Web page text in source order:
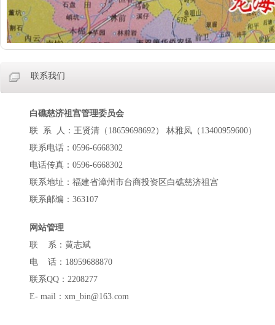
联系我们
白礁慈济祖宫管理委员会
联 系 人：王贤清（18659698692） 林雅凤（13400959600）
联系电话：0596-6668302
电话传真：0596-6668302
联系地址：福建省漳州市台商投资区白礁慈济祖宫
联系邮编：363107
网站管理
联 系：黄志斌
电 话：18959688870
联系QQ：2208277
E- mail：xm_bin@163.com